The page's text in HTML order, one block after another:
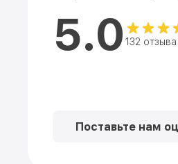
5.0 132
Поставьте нам